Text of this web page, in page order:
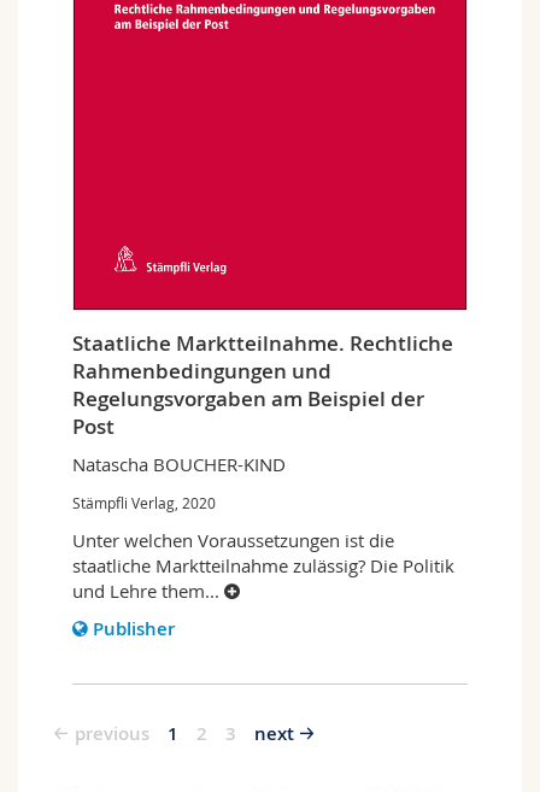
Staatliche Marktteilnahme. Rechtliche
Rahmenbedingungen und
Regelungsvorgaben am Beispiel der
Post
Natascha BOUCHER-KIND
Stämpfli Verlag, 2020
Unter welchen Voraussetzungen ist die
staatliche Marktteilnahme zulässig? Die Politik
und Lehre them...
Publisher
previous 1 2 3 next